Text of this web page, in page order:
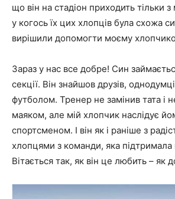
що він на стадіон приходить тільки
у когось їх цих хлопців була схожа
вирішили допомогти моєму
Зараз у нас все добре! Син
секції. Він знайшов друзів,
футболом. Тренер не замінив тата і
маяком, але мій хлопчик наслідує
спортсменом. І він як і раніше з
хлопцями з команди, яка підтримала
Вітається так, як він це любить – як